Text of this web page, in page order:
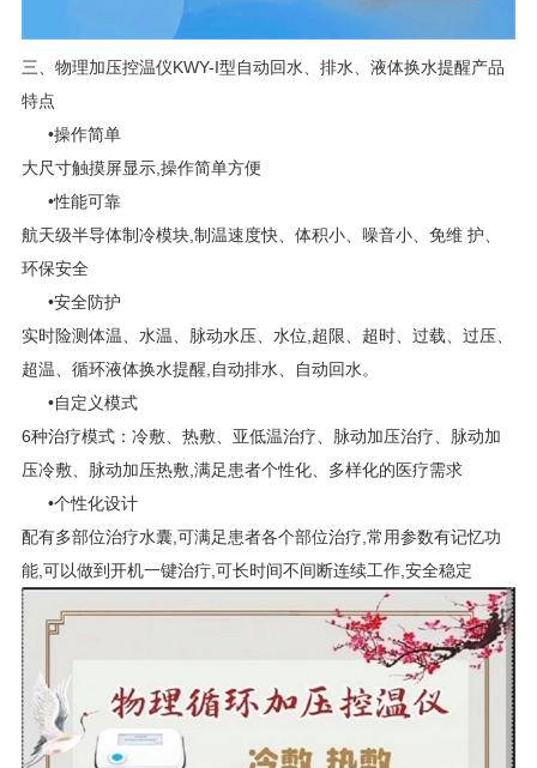
三、 物理加压控温仪KWY-I型自动回水、排水、液体换水提醒产品
特点
•操作简单
大尺寸触摸屏显示,操作简单方便
•性能可靠
航天级半导体制冷模块, 制温速度快、体积小、噪音小、免维 护、
环保安全
•安全防护
实时险测体温、水温、脉动水压、水位,超限、超时、过载、过压、
超温、循环液体换水提醒,自动排水、自动回水。
•自定义模式
6种治疗模式：冷敷、热敷、亚低温治疗、脉动加压治疗、脉动加
压冷敷、脉动加压热敷,满足患者个性化、多样化的医疗需求
•个性化设计
配有多部位治疗水囊,可满足患者各个部位治疗,常用参数有记忆功
能,可以做到开机一键治疔,可长时间不间断连续工作,安全稳定